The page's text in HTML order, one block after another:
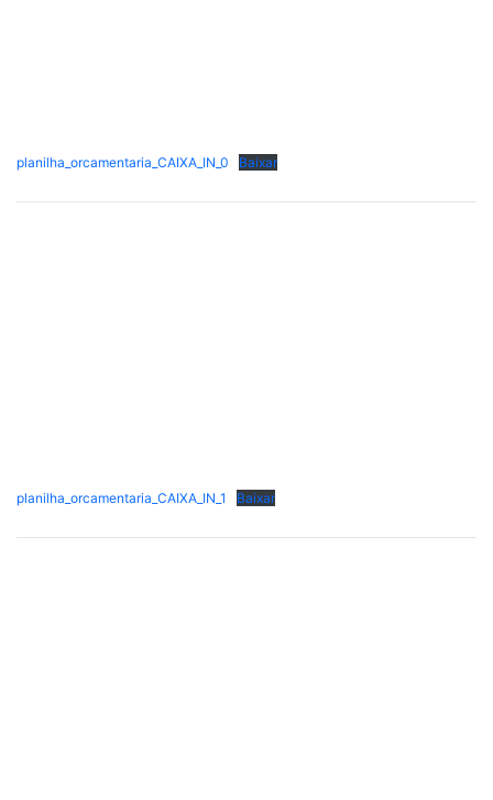
planilha_orcamentaria_CAIXA_IN_0 Baixar
planilha_orcamentaria_CAIXA_IN_1 Baixar